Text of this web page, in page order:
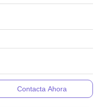
Contacta Ahora